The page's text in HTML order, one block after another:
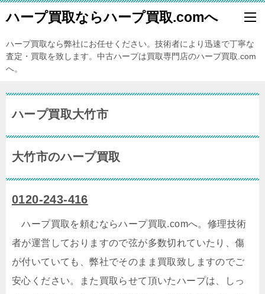
ハープ買取ならハープ買取.comへ
ハープ買取なら弊社にお任せください。技術者により迅速で丁寧な
査定・買取を致します。中古ハープは買取専門店のハープ買取.com
へ。
ハープ買取大竹市
大竹市のハープ買取
0120-243-416
ハープ買取を頼むならハープ買取.comへ。修理技術
者が運営しておりますので弦が多数切れていたり、傷
が付いていても、弊社でそのまま買取致しますのでご
安心ください。また買取らせて頂いたハープは、しっ